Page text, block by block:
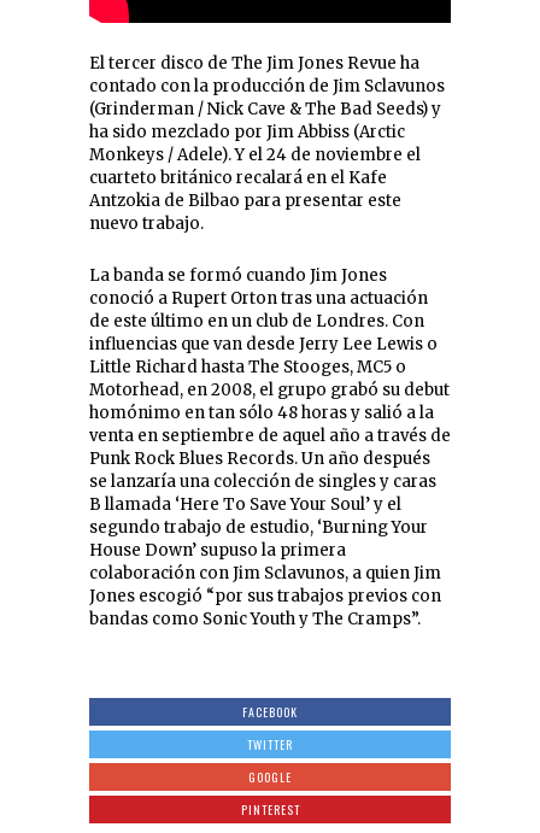
El tercer disco de The Jim Jones Revue ha
contado con la producción de Jim Sclavunos
(Grinderman / Nick Cave & The Bad Seeds) y
ha sido mezclado por Jim Abbiss (Arctic
Monkeys / Adele). Y el 24 de noviembre el
cuarteto británico recalará en el Kafe
Antzokia de Bilbao para presentar este
nuevo trabajo.
La banda se formó cuando Jim Jones
conoció a Rupert Orton tras una actuación
de este último en un club de Londres. Con
influencias que van desde Jerry Lee Lewis o
Little Richard hasta The Stooges, MC5 o
Motorhead, en 2008, el grupo grabó su debut
homónimo en tan sólo 48 horas y salió a la
venta en septiembre de aquel año a través de
Punk Rock Blues Records. Un año después
se lanzaría una colección de singles y caras
B llamada ‘Here To Save Your Soul’ y el
segundo trabajo de estudio, ‘Burning Your
House Down’ supuso la primera
colaboración con Jim Sclavunos, a quien Jim
Jones escogió “por sus trabajos previos con
bandas como Sonic Youth y The Cramps”.
FACEBOOK
TWITTER
GOOGLE
PINTEREST